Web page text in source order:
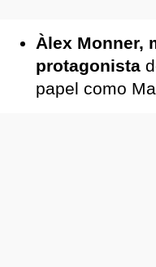
Àlex Monner,
protagonista
papel como